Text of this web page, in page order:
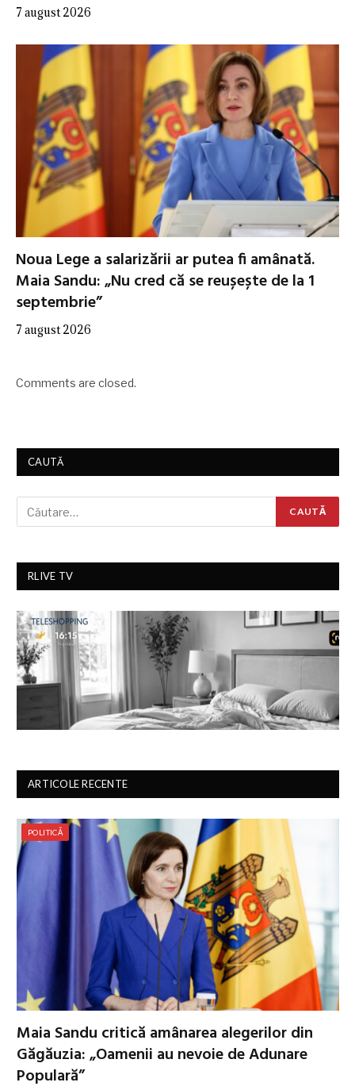
7 august 2026
Noua Lege a salarizării ar putea fi amânată.
Maia Sandu: „Nu cred că se reușește de la 1
septembrie”
7 august 2026
Comments are closed.
CAUTĂ
RLIVE TV
ARTICOLE RECENTE
POLITICĂ
Maia Sandu critică amânarea alegerilor din
Găgăuzia: „Oamenii au nevoie de Adunare
Populară”